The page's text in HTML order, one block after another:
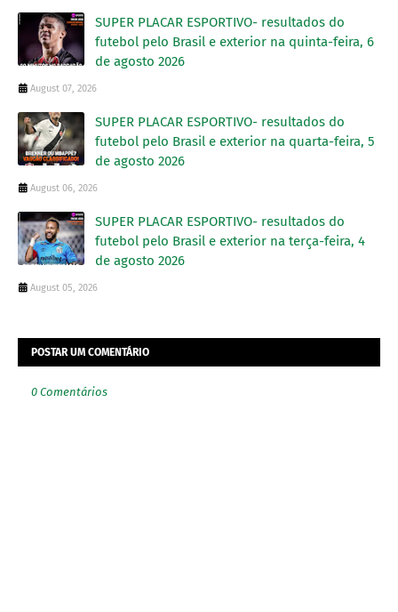
SUPER PLACAR ESPORTIVO- resultados do
futebol pelo Brasil e exterior na quinta-feira, 6
de agosto 2026
August 07, 2026
SUPER PLACAR ESPORTIVO- resultados do
futebol pelo Brasil e exterior na quarta-feira, 5
de agosto 2026
August 06, 2026
SUPER PLACAR ESPORTIVO- resultados do
futebol pelo Brasil e exterior na terça-feira, 4
de agosto 2026
August 05, 2026
POSTAR UM COMENTÁRIO
0 Comentários